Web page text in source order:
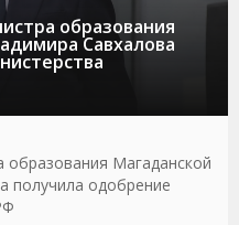
образования
Савхалова
образования Магаданской
получила одобрение